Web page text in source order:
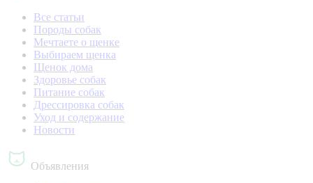
Все статьи
Породы собак
Мечтаете о щенке
Выбираем щенка
Щенок дома
Здоровье собак
Питание собак
Дрессировка собак
Уход и содержание
Новости
Объявления